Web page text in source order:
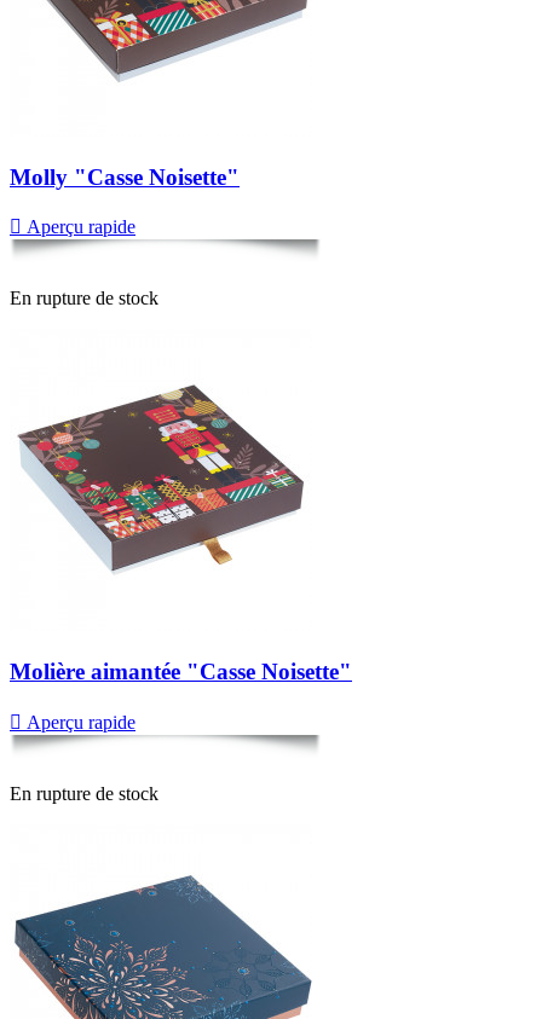
Molly "Casse Noisette"
 Aperçu rapide
En rupture de stock
Molière aimantée "Casse Noisette"
 Aperçu rapide
En rupture de stock